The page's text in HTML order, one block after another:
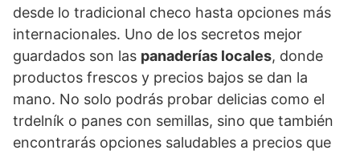
desde lo tradicional checo hasta opciones más
internacionales. Uno de los secretos mejor
guardados son las panaderías locales, donde
productos frescos y precios bajos se dan la
mano. No solo podrás probar delicias como el
trdelník o panes con semillas, sino que también
encontrarás opciones saludables a precios que